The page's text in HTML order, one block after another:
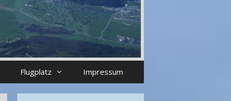
Flugplatz Impressum